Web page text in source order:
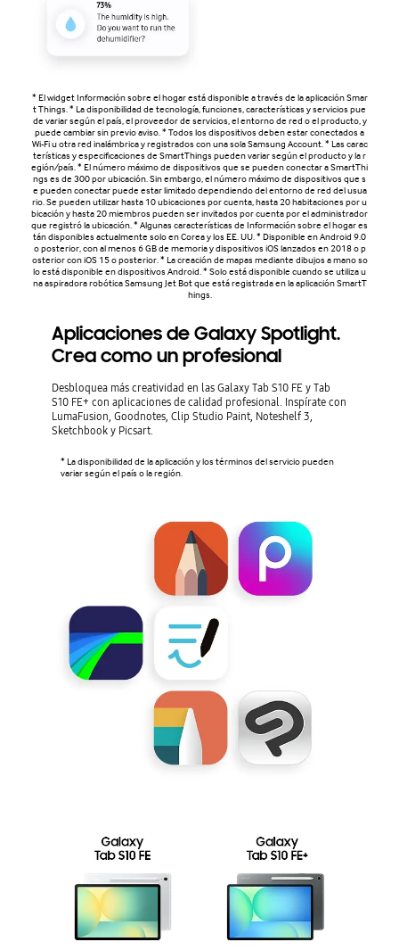
* El widget Información sobre el hogar está disponible a través de la aplicación Smar
t Things. * La disponibilidad de tecnología, funciones, características y servicios pue
de variar según el país, el proveedor de servicios, el entorno de red o el producto, y
puede cambiar sin previo aviso. * Todos los dispositivos deben estar conectados a
Wi-Fi u otra red inalámbrica y registrados con una sola Samsung Account. * Las carac
terísticas y especificaciones de SmartThings pueden variar según el producto y la r
egión/país. * El número máximo de dispositivos que se pueden conectar a SmartThi
ngs es de 300 por ubicación. Sin embargo, el número máximo de dispositivos que s
e pueden conectar puede estar limitado dependiendo del entorno de red del usua
rio. Se pueden utilizar hasta 10 ubicaciones por cuenta, hasta 20 habitaciones por u
bicación y hasta 20 miembros pueden ser invitados por cuenta por el administrador
que registró la ubicación. * Algunas características de Información sobre el hogar es
tán disponibles actualmente solo en Corea y los EE. UU. * Disponible en Android 9.0
o posterior, con al menos 6 GB de memoria y dispositivos iOS lanzados en 2018 o p
osterior con iOS 15 o posterior. * La creación de mapas mediante dibujos a mano so
lo está disponible en dispositivos Android. * Solo está disponible cuando se utiliza u
na aspiradora robótica Samsung Jet Bot que está registrada en la aplicación SmartT
hings.
Aplicaciones de Galaxy Spotlight.
Crea como un profesional
Desbloquea más creatividad en las Galaxy Tab S10 FE y Tab
S10 FE+ con aplicaciones de calidad profesional. Inspírate con
LumaFusion, Goodnotes, Clip Studio Paint, Noteshelf 3,
Sketchbook y Picsart.
* La disponibilidad de la aplicación y los términos del servicio pueden
variar según el país o la región.